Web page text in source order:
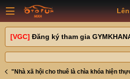
[VGC] Đăng ký tham gia
"Nhà xã hội cho thuê là chìa khóa hiện